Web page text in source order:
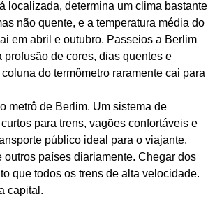
localizada, determina um clima bastante
não quente, e a temperatura média do
em abril e outubro. Passeios a Berlim
de cores, dias quentes e
do termômetro raramente cai para
metrô de Berlim. Um sistema de
para trens, vagões confortáveis ​​e
público ideal para o viajante.
países diariamente. Chegar dos
que todos os trens de alta velocidade.
capital.